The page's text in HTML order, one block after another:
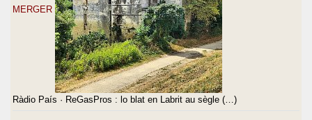
MERGER
Ràdio País · ReGasPros : lo blat en Labrit au sègle (…)